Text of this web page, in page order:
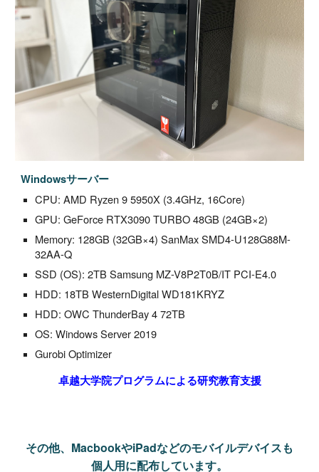
Windowsサーバー
CPU: AMD Ryzen 9 5950X (3.4GHz, 16Core)
GPU: GeForce RTX3090 TURBO 48GB (24GB×2)
Memory: 128GB (32GB×4) SanMax SMD4-U128G88M-
32AA-Q
SSD (OS): 2TB Samsung MZ-V8P2T0B/IT PCI-E4.0
HDD: 18TB WesternDigital WD181KRYZ
HDD:OWC ThunderBay 4 72TB
OS: Windows Server 2019
Gurobi Optimizer
卓越大学院プログラムによる研究教育支援
その他、MacbookやiPadなどのモバイルデバイスも
個人用に配布しています。